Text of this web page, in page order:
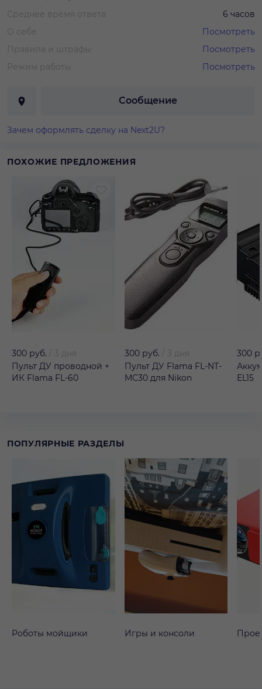
Среднее время ответа
6 часов
О себе
Посмотреть
Правила и штрафы
Посмотреть
Режим работы
Посмотреть
Сообщение
Зачем оформлять сделку на Next2U?
ПОХОЖИЕ ПРЕДЛОЖЕНИЯ
300 руб.
3 дня
Пульт ДУ проводной +
ИК Flama FL-60
300 руб.
3 дня
Пульт ДУ Flama FL-NT-
MC30 для Nikon
300
EL15
ПОПУЛЯРНЫЕ РАЗДЕЛЫ
Роботы мойщики Игры и консоли